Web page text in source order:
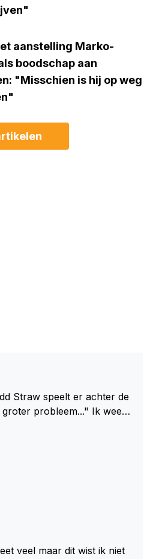
aanstelling Marko-
boodschap aan
"Misschien is hij op weg
Straw speelt er achter de
probleem..." Ik weet
veel maar dit wist ik niet